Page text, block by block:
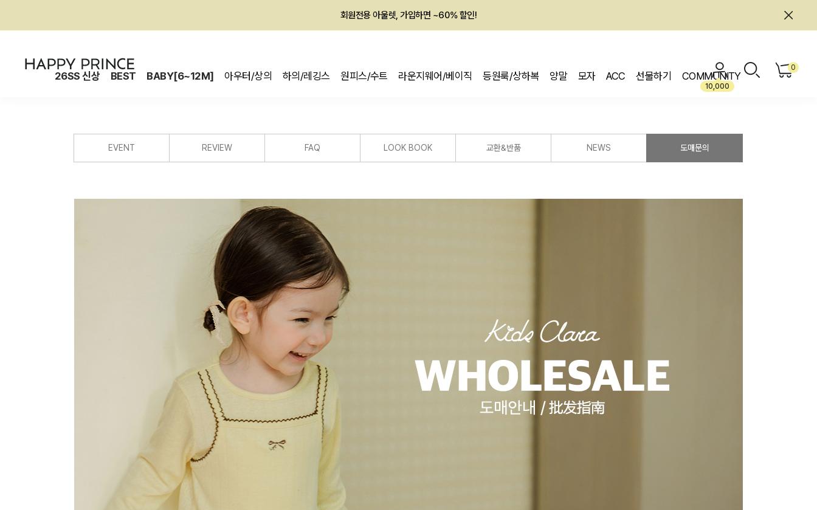
회원전용 아울렛, 가입하면 ~60% 할인!
26SS 신상 BEST BABY[6~12M] 아우터/상의 하의/레깅스 원피스/수트 라운지웨어/베이직 등원룩/상하복 양말 모자 ACC 선물하기 COMMUNITY
10,000
0
EVENT REVIEW FAQ LOOK BOOK 교환&반품 NEWS 도매문의